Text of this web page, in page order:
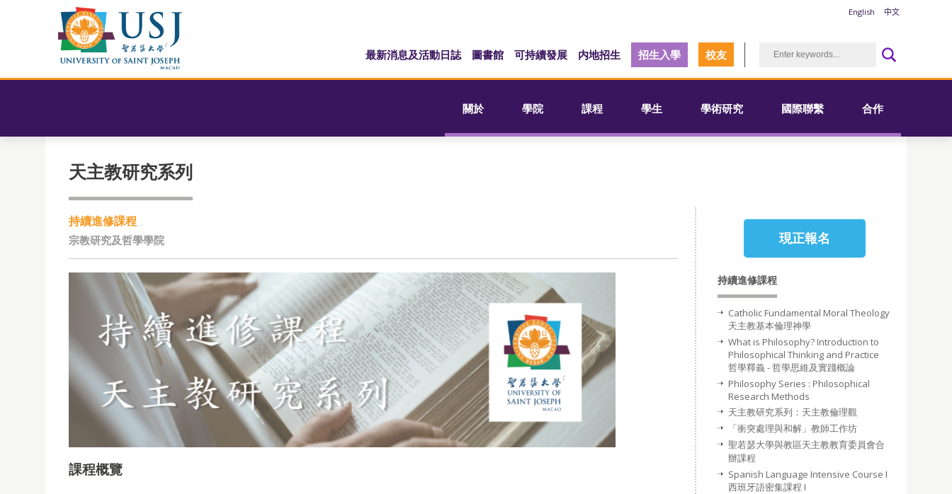
English 中文
最新消息及活動日誌 圖書館 可持續發展 内地招生 招生入學 校友
關於 學院 課程 學生 學術研究 國際聯繫 合作
天主教研究系列
持續進修課程
宗教研究及哲學學院
課程概覽
現正報名
持續進修課程
Catholic Fundamental Moral Theology
天主教基本倫理神學
What is Philosophy? Introduction to
Philosophical Thinking and Practice
哲學釋義 - 哲學思維及實踐概論
Philosophy Series : Philosophical
Research Methods
天主教研究系列：天主教倫理觀
「衝突處理與和解」教師工作坊
聖若瑟大學與教區天主教教育委員會合
辦課程
Spanish Language Intensive Course I
西班牙語密集課程 I